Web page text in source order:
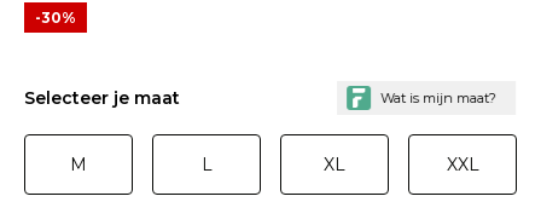
-30%
Selecteer je maat
M L XL XXL